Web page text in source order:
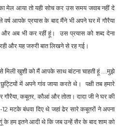
मेल आया तो यही सोच कर उस समय जवाब नहीं दे
आपके प्रयास के बाद मैंने भी अपने घर में गौरैया
अब भी कर रहीं हूं। उस प्रयास को शब्द देना
और यह जरुरी बात लिखने से रह गई।
मिली खुशी को मैं आपके साथ बांटना चाहती हूं ....मुझे
में अपने गांव जाया करते थे। पक्षी तब हमारे
कबूतर, कौआं और तोता। दादा जी ने घर की
मटके बंधवा दिए थे जहां ढेर सारे कबूतरों ने अपना
के हम इतने आदी थे कि जब उन्हें सैर के बाद शाम को